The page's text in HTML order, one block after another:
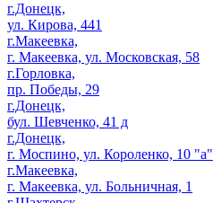
г.Донецк,
ул. Кирова, 441
г.Макеевка,
г. Макеевка, ул. Московская, 58
г.Горловка,
пр. Победы, 29
г.Донецк,
бул. Шевченко, 41 д
г.Донецк,
г. Моспино, ул. Короленко, 10 "а"
г.Макеевка,
г. Макеевка, ул. Больничная, 1